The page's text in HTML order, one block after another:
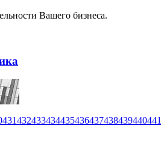
Вашего бизнеса.
431432433434435436437438439440441